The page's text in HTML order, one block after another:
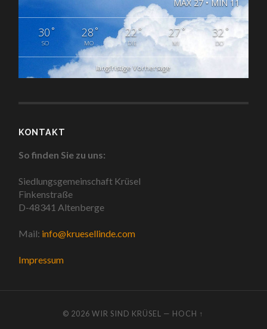
MAX 27 • MIN 11
30°
SO
28°
MO
22°
DIE
27°
MI
32 °
DO
langfristige Vorhersage
KONTAKT
So finden Sie zu uns:
Siedlungsgemeinschaft Krüsel
Finkenstraße
D-48341 Altenberge
Mail: info@kruesellinde.com
Impressum
© 2026WIR SIND KRÜSEL — HOCH ↑